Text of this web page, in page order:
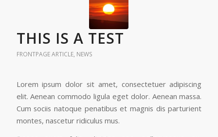
THIS IS A TEST
FRONTPAGE ARTICLE, NEWS
Lorem ipsum dolor sit amet, consectetuer adipiscing
elit. Aenean commodo ligula eget dolor. Aenean massa.
Cum sociis natoque penatibus et magnis dis parturient
montes, nascetur ridiculus mus.